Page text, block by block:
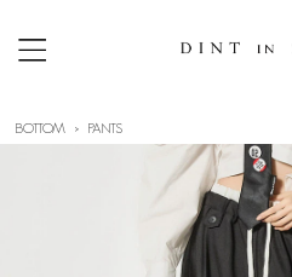
BOTTOM PANTS